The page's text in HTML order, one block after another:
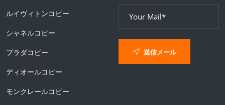
ルイヴィトンコピー
シャネルコピー
プラダコピー
ディオールコピー
モンクレールコピー
送信メール